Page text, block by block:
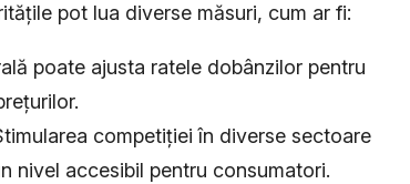
pot lua diverse măsuri, cum ar fi:
poate ajusta ratele dobânzilor pentru
competiției în diverse sectoare
nivel accesibil pentru consumatori.